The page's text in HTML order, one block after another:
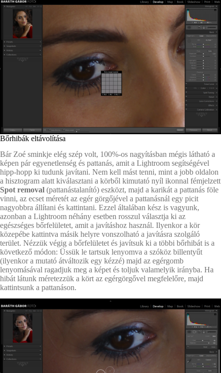
Bőrhibák eltávolítása
Bár Zoé sminkje elég szép volt, 100%-os nagyításban mégis látható a
képen pár egyenetlenség és pattanás, amit a Lightroom segítségével
hipp-hopp ki tudunk javítani. Nem kell mást tenni, mint a jobb oldalon
a hisztogram alatt kiválasztani a körből kimutató nyíl ikonnal fémjelzett
Spot removal (pattanástalanító) eszközt, majd a karikát a pattanás föle
vinni, az ecset méretét az egér görgőjével a pattanásnál egy picit
nagyobbra állítani és kattintani. Ezzel általában kész is vagyunk,
azonban a Lightroom néhány esetben rosszul választja ki az
egészséges bőrfelületet, amit a javításhoz használ. Ilyenkor a kör
közepébe kattintva másik helyre vonszolható a javításra szolgáló
terület. Nézzük végig a bőrfelületet és javítsuk ki a többi bőrhibát is a
következő módon: Üssük le tartsuk lenyomva a szóköz billentyűt
(ilyenkor a mutató átváltozik egy kézzé) majd az egérgomb
lenyomásával ragadjuk meg a képet és toljuk valamelyik irányba. Ha
hibát látunk méretezzük a kört az egérgörgővel megfelelőre, majd
kattintsunk a pattanáson.